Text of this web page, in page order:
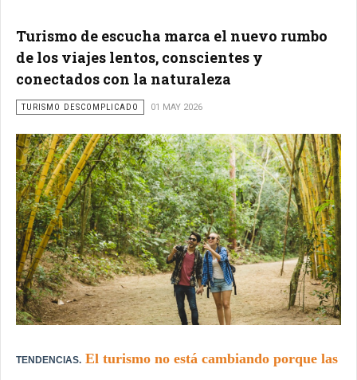
Turismo de escucha marca el nuevo rumbo
de los viajes lentos, conscientes y
conectados con la naturaleza
TURISMO DESCOMPLICADO 01 MAY 2026
TENDENCIAS. El turismo no está cambiando porque las